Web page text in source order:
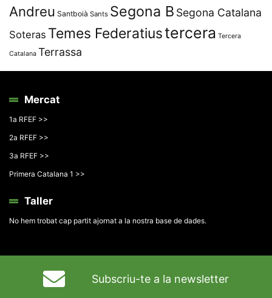
Andreu Santboià Sants Segona B Segona Catalana
Soteras Temes Federatiustercera Tercera
Catalana Terrassa
Mercat
1a RFEF >>
2a RFEF >>
3a RFEF >>
Primera Catalana 1 >>
Taller
No hem trobat cap partit ajornat a la nostra base de dades.
Subscriu-te a la newsletter